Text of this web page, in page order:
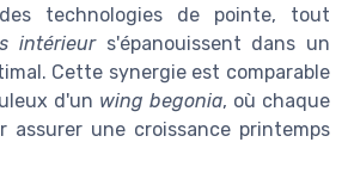
technologies de pointe, tout
intérieurs'épanouissent dans un
Cette synergie est comparable
d'un wing begonia, où chaque
assurer une croissance printemps